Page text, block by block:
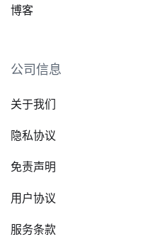
博客
公司信息
关于我们
隐私协议
免责声明
用户协议
服务条款